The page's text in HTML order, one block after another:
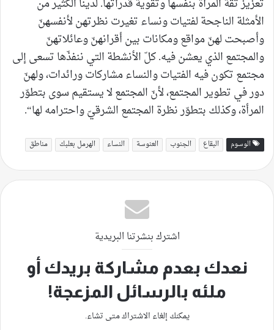
تعزيز ثقة المرأة بنفسها وتقوية قدراتها. لدينا الكثير من
الأمثلة الناجحة لفتيات ونساء تغيرت نظرتهن لأنفسهنّ
وأصبحت لهنّ مواقع ومكانات بين أقرانهنّ وعائلاتهنّ
والمجتمع الذي يعشن فيه. كلّ الأنشطة التي ننفذّها تسعى إلى
مجتمع تكون فيه الفتيات والنساء مشاركات ورائدات، ولهنّ
دور في تطوير المجتمع، لأنّ المجتمع لا يستقيم سوى بتطوّر
المرأة، وكذلك بتطوّر نظرة المجتمع الشرقيّ واحترامه لها“.
الوسوم البقاع الجنوب العنوسة النساء الهرمل بعلبك مناطق
اشترك بنشرتنا البريدية
نعدك بعدم مشاركة بريدك أو
ملئه بالرسائل المزعجة!
يمكنك إلغاء الاشتراك متى تشاء.